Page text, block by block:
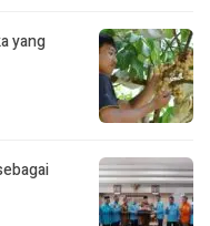
yang